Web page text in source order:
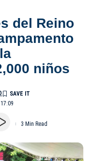
del Reino
niños
3 Min Read